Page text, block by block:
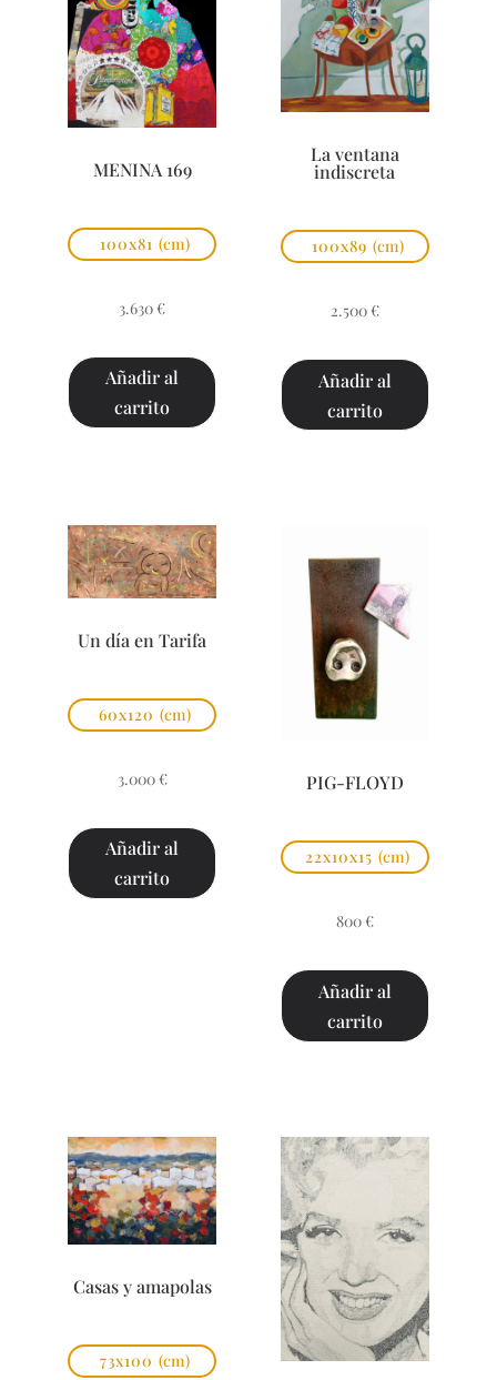
MENINA 169
100x81 (cm)
3.630 €
Añadir al
carrito
La ventana
indiscreta
100x89 (cm)
2.500 €
Añadir al
carrito
Un día en Tarifa
60x120 (cm)
3.000 €
Añadir al
carrito
PIG-FLOYD
22x10x15 (cm)
800 €
Añadir al
carrito
Casas y amapolas
73x100 (cm)